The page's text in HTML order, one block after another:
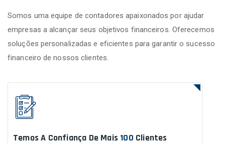
Somos uma equipe de contadores apaixonados por ajudar
empresas a alcançar seus objetivos financeiros. Oferecemos
soluções personalizadas e eficientes para garantir o sucesso
financeiro de nossos clientes.
Temos A Confiança De Mais 100 Clientes